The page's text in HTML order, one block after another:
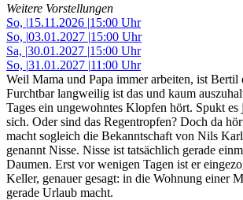
Weitere Vorstellungen
So, |15.11.2026 |15:00 Uhr
So, |03.01.2027 |15:00 Uhr
Sa, |30.01.2027 |15:00 Uhr
So, |31.01.2027 |11:00 Uhr
Weil Mama und Papa immer arbeiten, ist Bertil
Furchtbar langweilig ist das und kaum
Tages ein ungewohntes Klopfen hört. Spukt
sich. Oder sind das Regentropfen? Doch da
macht sogleich die Bekanntschaft von Nils
genannt Nisse. Nisse ist tatsächlich gerade
Daumen. Erst vor wenigen Tagen ist er
Keller, genauer gesagt: in die Wohnung einer
gerade Urlaub macht.